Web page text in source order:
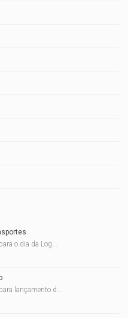
o dia da Log...
lançamento d...